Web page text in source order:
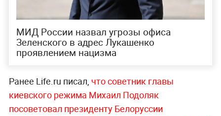
МИД России назвал угрозы офиса
Зеленского в адрес Лукашенко
проявлением нацизма
Ранее Life.ru писал, что советник главы
киевского режима Михаил Подоляк
посоветовал президенту Белоруссии